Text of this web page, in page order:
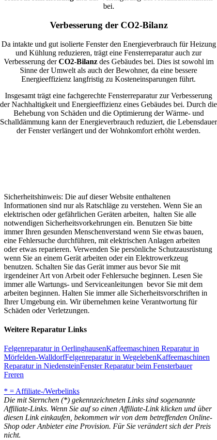
bei.
Verbesserung der CO2-Bilanz
Da intakte und gut isolierte Fenster den Energieverbrauch für Heizung
und Kühlung reduzieren, trägt eine Fensterreparatur auch zur
Verbesserung derCO2-Bilanzdes Gebäudes bei. Dies ist sowohl im
Sinne der Umwelt als auch der Bewohner, da eine bessere
Energieeffizienz langfristig zu Kosteneinsparungen führt.
Insgesamt trägt eine fachgerechte Fensterreparatur zur Verbesserung
der Nachhaltigkeit und Energieeffizienz eines Gebäudes bei. Durch die
Behebung von Schäden und die Optimierung der Wärme- und
Schalldämmung kann der Energieverbrauch reduziert, die Lebensdauer
der Fenster verlängert und der Wohnkomfort erhöht werden.
Sicherheitshinweis: Die auf dieser Website enthaltenen
Informationen sind nur als Ratschläge zu verstehen. Wenn Sie an
elektrischen oder gefährlichen Geräten arbeiten, halten Sie alle
notwendigen Sicherheitsvorkehrungen ein. Benutzen Sie bitte
immer Ihren gesunden Menschenverstand wenn Sie etwas bauen,
eine Fehlersuche durchführen, mit elektrischen Anlagen arbeiten
oder etwas reparieren. Verwenden Sie persönliche Schutzausrüstung
wenn Sie an einem Gerät arbeiten oder ein Elektrowerkzeug
benutzen. Schalten Sie das Gerät immer aus bevor Sie mit
irgendeiner Art von Arbeit oder Fehlersuche beginnen. Lesen Sie
immer alle Wartungs- und Serviceanleitungen bevor Sie mit dem
arbeiten beginnen. Halten Sie immer alle Sicherheitsvorschriften in
Ihrer Umgebung ein. Wir übernehmen keine Verantwortung für
Schäden oder Verletzungen.
Weitere Reparatur Links
Felgenreparatur in OerlinghausenKaffeemaschinen Reparatur in
Mörfelden-WalldorfFelgenreparatur in WegelebenKaffeemaschinen
Reparatur in NiedensteinFenster Reparatur beim Fensterbauer
Freren
* = Affiliate-/Werbelinks
Die mit Sternchen (*) gekennzeichneten Links sind sogenannte
Affiliate-Links. Wenn Sie auf so einen Affiliate-Link klicken und über
diesen Link einkaufen, bekommen wir von dem betreffenden Online-
Shop oder Anbieter eine Provision. Für Sie verändert sich der Preis
nicht.